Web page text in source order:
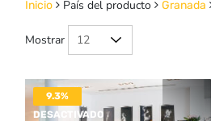
Inicio País del producto Granada
Mostrar
9.3%
DESACTIVADO